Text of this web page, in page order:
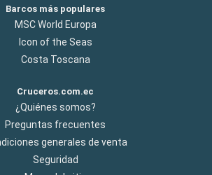
Barcos más populares
MSC World Europa
Icon of the Seas
Costa Toscana
Cruceros.com.ec
¿Quiénes somos?
Preguntas frecuentes
generales de venta
Seguridad